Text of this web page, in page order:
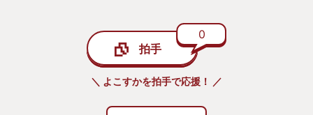
拍手
0
＼ よこすかを拍手で応援！ ／